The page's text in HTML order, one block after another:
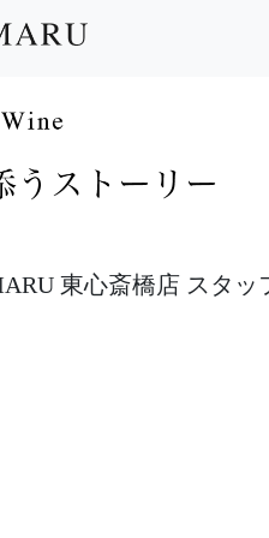
東心斎橋店 スタッ